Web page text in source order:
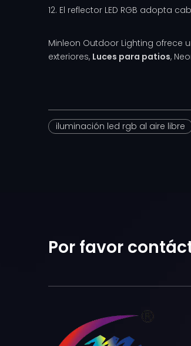
12. El reflector LED RGB adopta
Minleon Outdoor Lighting ofrece
exteriores, Luces para patios,
iluminación led rgb al aire libre
Por favor